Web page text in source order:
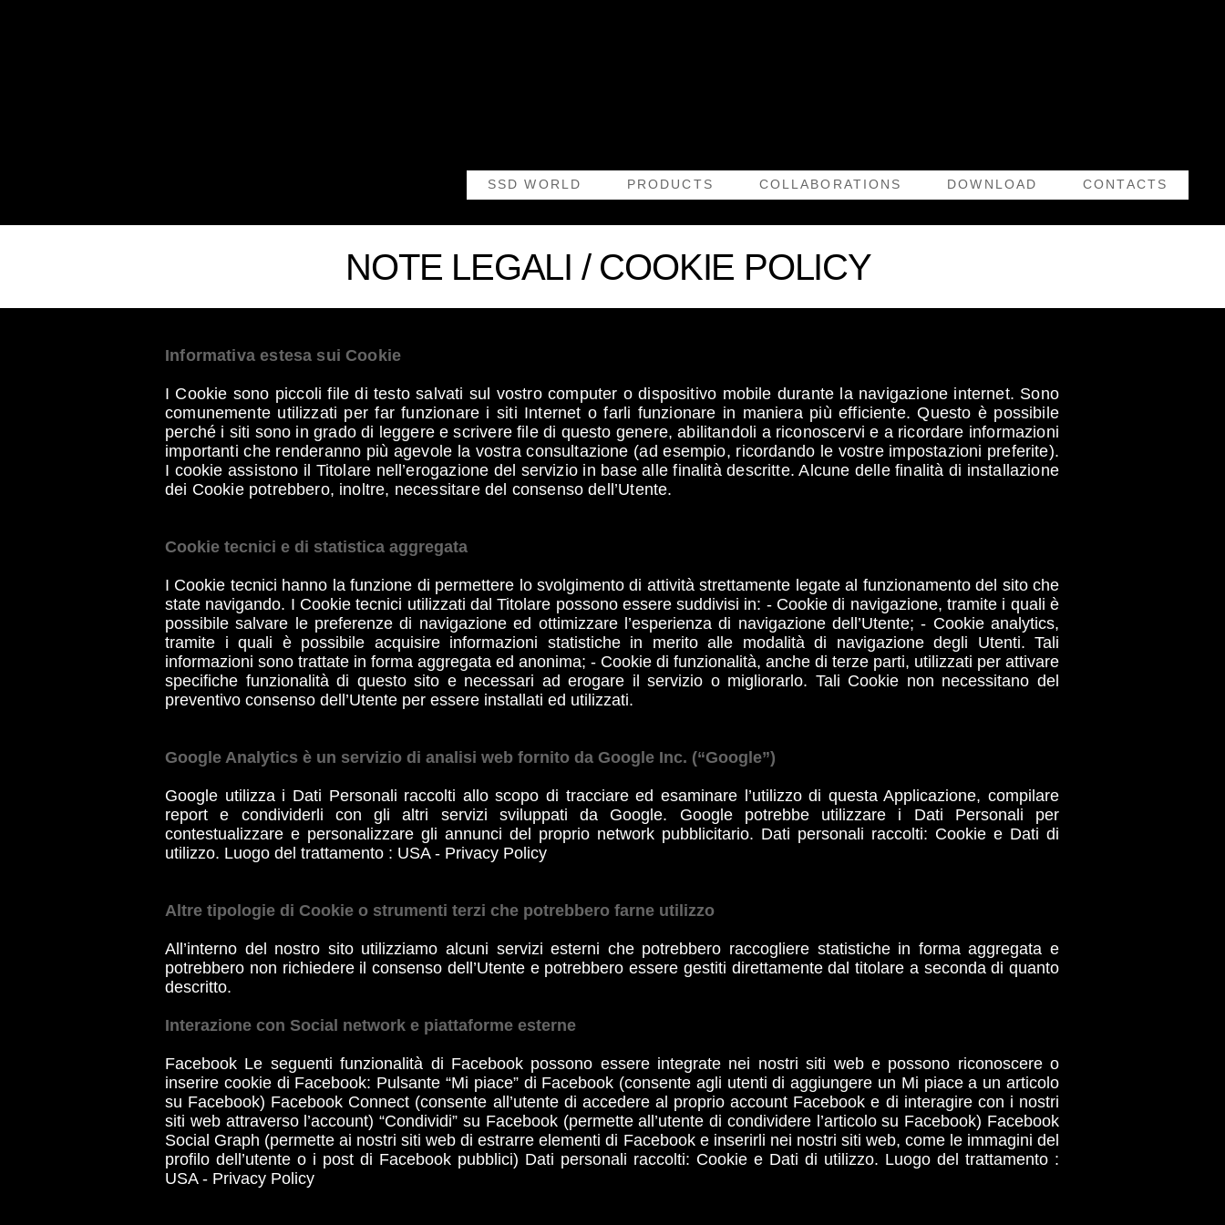
SSD WORLD PRODUCTS COLLABORATIONS DOWNLOAD CONTACTS
NOTE LEGALI / COOKIE POLICY
Informativa estesa sui Cookie
I Cookie sono piccoli file di testo salvati sul vostro computer o dispositivo mobile durante la navigazione internet. Sono
comunemente utilizzati per far funzionare i siti Internet o farli funzionare in maniera più efficiente. Questo è possibile
perché i siti sono in grado di leggere e scrivere file di questo genere, abilitandoli a riconoscervi e a ricordare informazioni
importanti che renderanno più agevole la vostra consultazione (ad esempio, ricordando le vostre impostazioni preferite).
I cookie assistono il Titolare nell’erogazione del servizio in base alle finalità descritte. Alcune delle finalità di installazione
dei Cookie potrebbero, inoltre, necessitare del consenso dell’Utente.
Cookie tecnici e di statistica aggregata
I Cookie tecnici hanno la funzione di permettere lo svolgimento di attività strettamente legate al funzionamento del sito che
state navigando. I Cookie tecnici utilizzati dal Titolare possono essere suddivisi in: - Cookie di navigazione, tramite i quali è
possibile salvare le preferenze di navigazione ed ottimizzare l’esperienza di navigazione dell’Utente; - Cookie analytics,
tramite i quali è possibile acquisire informazioni statistiche in merito alle modalità di navigazione degli Utenti. Tali
informazioni sono trattate in forma aggregata ed anonima; - Cookie di funzionalità, anche di terze parti, utilizzati per attivare
specifiche funzionalità di questo sito e necessari ad erogare il servizio o migliorarlo. Tali Cookie non necessitano del
preventivo consenso dell’Utente per essere installati ed utilizzati.
Google Analytics è un servizio di analisi web fornito da Google Inc. (“Google”)
Google utilizza i Dati Personali raccolti allo scopo di tracciare ed esaminare l’utilizzo di questa Applicazione, compilare
report e condividerli con gli altri servizi sviluppati da Google. Google potrebbe utilizzare i Dati Personali per
contestualizzare e personalizzare gli annunci del proprio network pubblicitario. Dati personali raccolti: Cookie e Dati di
utilizzo. Luogo del trattamento : USA - Privacy Policy
Altre tipologie di Cookie o strumenti terzi che potrebbero farne utilizzo
All’interno del nostro sito utilizziamo alcuni servizi esterni che potrebbero raccogliere statistiche in forma aggregata e
potrebbero non richiedere il consenso dell’Utente e potrebbero essere gestiti direttamente dal titolare a seconda di quanto
descritto.
Interazione con Social network e piattaforme esterne
Facebook Le seguenti funzionalità di Facebook possono essere integrate nei nostri siti web e possono riconoscere o
inserire cookie di Facebook: Pulsante “Mi piace” di Facebook (consente agli utenti di aggiungere un Mi piace a un articolo
su Facebook) Facebook Connect (consente all’utente di accedere al proprio account Facebook e di interagire con i nostri
siti web attraverso l’account) “Condividi” su Facebook (permette all’utente di condividere l’articolo su Facebook) Facebook
Social Graph (permette ai nostri siti web di estrarre elementi di Facebook e inserirli nei nostri siti web, come le immagini del
profilo dell’utente o i post di Facebook pubblici) Dati personali raccolti: Cookie e Dati di utilizzo. Luogo del trattamento :
USA - Privacy Policy